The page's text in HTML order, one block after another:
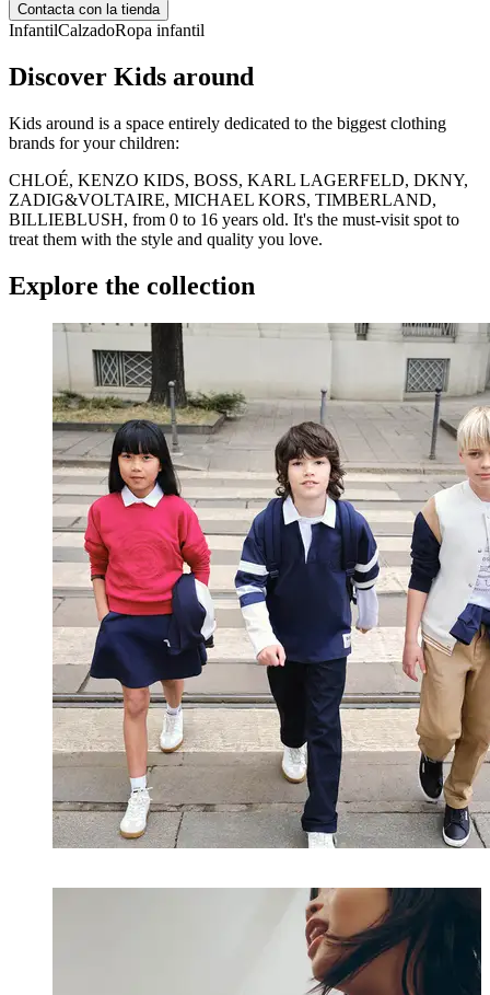
Contacta con la tienda
InfantilCalzadoRopa infantil
Discover Kids around
Kids around is a space entirely dedicated to the biggest clothing
brands for your children:
CHLOÉ, KENZO KIDS, BOSS, KARL LAGERFELD, DKNY,
ZADIG&VOLTAIRE, MICHAEL KORS, TIMBERLAND,
BILLIEBLUSH, from 0 to 16 years old. It's the must-visit spot to
treat them with the style and quality you love.
Explore the collection